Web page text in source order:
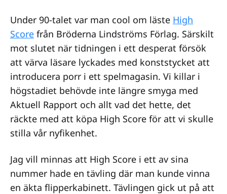
Under 90-talet var man cool om läste High
Score från Bröderna Lindströms Förlag. Särskilt
mot slutet när tidningen i ett desperat försök
att värva läsare lyckades med konststycket att
introducera porr i ett spelmagasin. Vi killar i
högstadiet behövde inte längre smyga med
Aktuell Rapport och allt vad det hette, det
räckte med att köpa High Score för att vi skulle
stilla vår nyfikenhet.
Jag vill minnas att High Score i ett av sina
nummer hade en tävling där man kunde vinna
en äkta flipperkabinett. Tävlingen gick ut på att